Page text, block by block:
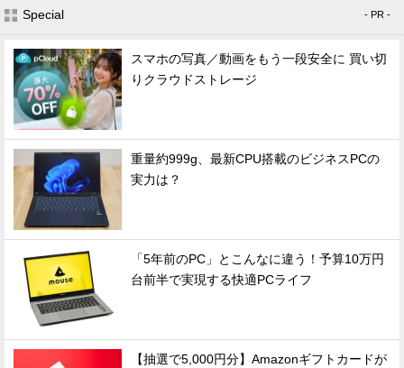
Special - PR -
スマホの写真／動画をもう一段安全に 買い切
りクラウドストレージ
重量約999g、最新CPU搭載のビジネスPCの
実力は？
「5年前のPC」とこんなに違う！予算10万円
台前半で実現する快適PCライフ
【抽選で5,000円分】Amazonギフトカードが